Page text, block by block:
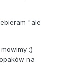
"ale
:)
na